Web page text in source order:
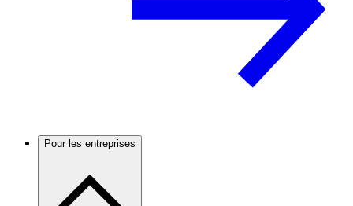
Pour les entreprises